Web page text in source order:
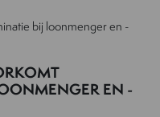
bij loonmenger en -
EN -